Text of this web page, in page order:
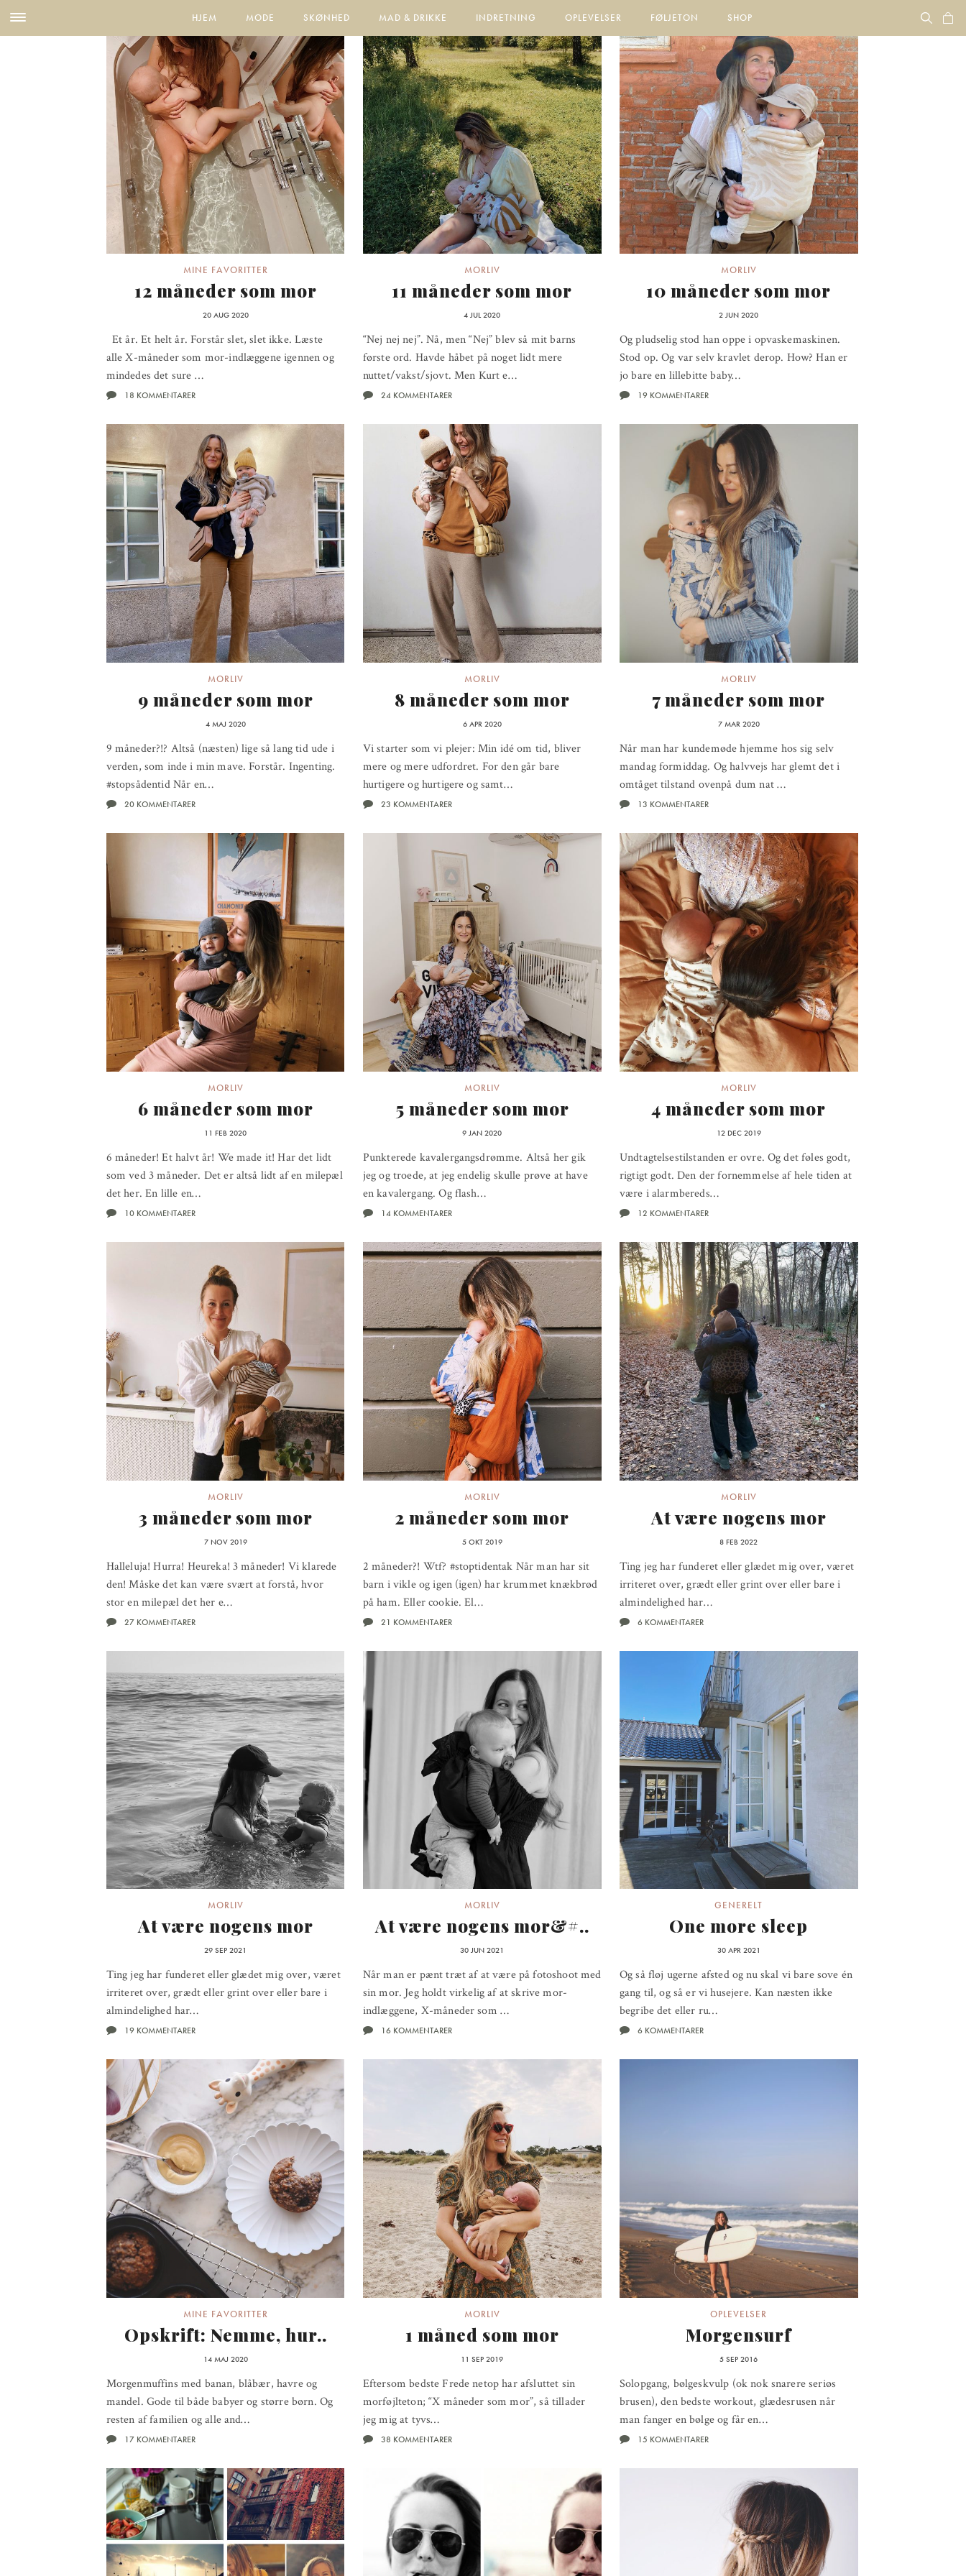
HJEM MODE SKØNHED MAD & DRIKKE INDRETNING OPLEVELSER FØLJETON SHOP
MINE FAVORITTER
12 måneder som mor
20 AUG 2020
Et år. Et helt år. Forstår slet, slet ikke. Læste
alle X-måneder som mor-indlæggene igennen og
mindedes det sure …
18 KOMMENTARER
MORLIV
11 måneder som mor
4 JUL 2020
“Nej nej nej”. Nå, men “Nej” blev så mit barns
første ord. Havde håbet på noget lidt mere
nuttet/vakst/sjovt. Men Kurt e…
24 KOMMENTARER
MORLIV
10 måneder som mor
2 JUN 2020
Og pludselig stod han oppe i opvaskemaskinen.
Stod op. Og var selv kravlet derop. How? Han er
jo bare en lillebitte baby…
19 KOMMENTARER
MORLIV
9 måneder som mor
4 MAJ 2020
9 måneder?!? Altså (næsten) lige så lang tid ude i
verden, som inde i min mave. Forstår. Ingenting.
#stopsådentid Når en…
20 KOMMENTARER
MORLIV
8 måneder som mor
6 APR 2020
Vi starter som vi plejer: Min idé om tid, bliver
mere og mere udfordret. For den går bare
hurtigere og hurtigere og samt…
23 KOMMENTARER
MORLIV
7 måneder som mor
7 MAR 2020
Når man har kundemøde hjemme hos sig selv
mandag formiddag. Og halvvejs har glemt det i
omtåget tilstand ovenpå dum nat …
13 KOMMENTARER
MORLIV
6 måneder som mor
11 FEB 2020
6 måneder! Et halvt år! We made it! Har det lidt
som ved 3 måneder. Det er altså lidt af en milepæl
det her. En lille en…
10 KOMMENTARER
MORLIV
5 måneder som mor
9 JAN 2020
Punkterede kavalergangsdrømme. Altså her gik
jeg og troede, at jeg endelig skulle prøve at have
en kavalergang. Og flash…
14 KOMMENTARER
MORLIV
4 måneder som mor
12 DEC 2019
Undtagtelsestilstanden er ovre. Og det føles godt,
rigtigt godt. Den der fornemmelse af hele tiden at
være i alarmbereds…
12 KOMMENTARER
MORLIV
3 måneder som mor
7 NOV 2019
Halleluja! Hurra! Heureka! 3 måneder! Vi klarede
den! Måske det kan være svært at forstå, hvor
stor en milepæl det her e…
27 KOMMENTARER
MORLIV
2 måneder som mor
5 OKT 2019
2 måneder?! Wtf? #stoptidentak Når man har sit
barn i vikle og igen (igen) har krummet knækbrød
på ham. Eller cookie. El…
21 KOMMENTARER
MORLIV
At være nogens mor
8 FEB 2022
Ting jeg har funderet eller glædet mig over, været
irriteret over, grædt eller grint over eller bare i
almindelighed har…
6 KOMMENTARER
MORLIV
At være nogens mor
29 SEP 2021
Ting jeg har funderet eller glædet mig over, været
irriteret over, grædt eller grint over eller bare i
almindelighed har…
19 KOMMENTARER
MORLIV
At være nogens mor&#..
30 JUN 2021
Når man er pænt træt af at være på fotoshoot med
sin mor. Jeg holdt virkelig af at skrive mor-
indlæggene, X-måneder som …
16 KOMMENTARER
GENERELT
One more sleep
30 APR 2021
Og så fløj ugerne afsted og nu skal vi bare sove én
gang til, og så er vi husejere. Kan næsten ikke
begribe det eller ru…
6 KOMMENTARER
MINE FAVORITTER
Opskrift: Nemme, hur..
14 MAJ 2020
Morgenmuffins med banan, blåbær, havre og
mandel. Gode til både babyer og større børn. Og
resten af familien og alle and…
17 KOMMENTARER
MORLIV
1 måned som mor
11 SEP 2019
Eftersom bedste Frede netop har afsluttet sin
morføjlteton; “X måneder som mor”, så tillader
jeg mig at tyvs…
38 KOMMENTARER
OPLEVELSER
Morgensurf
5 SEP 2016
Solopgang, bølgeskvulp (ok nok snarere seriøs
brusen), den bedste workout, glædesrusen når
man fanger en bølge og får en…
15 KOMMENTARER